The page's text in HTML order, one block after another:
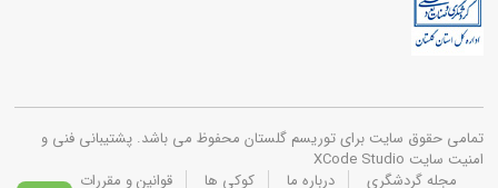
تمامی حقوق سایت برای توریسم گلستان محفوظ می باشد. پشتیبانی فنی و
امنیت سایت XCode Studio
مجله گردشگری
درباره ما کوکی ها قوانین و مقررات